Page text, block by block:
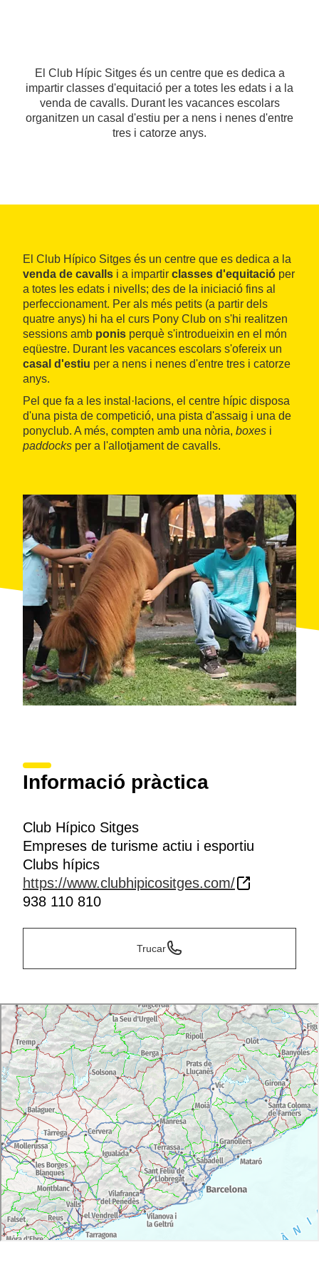
El Club Hípic Sitges és un centre que es dedica a
impartir classes d'equitació per a totes les edats i a la
venda de cavalls. Durant les vacances escolars
organitzen un casal d'estiu per a nens i nenes d'entre
tres i catorze anys.
El Club Hípico Sitges és un centre que es dedica a la
venda de cavalls i a impartir classes d'equitació per
a totes les edats i nivells; des de la iniciació fins al
perfeccionament. Per als més petits (a partir dels
quatre anys) hi ha el curs Pony Club on s'hi realitzen
sessions amb ponis perquè s'introdueixin en el món
eqüestre. Durant les vacances escolars s'ofereix un
casal d'estiu per a nens i nenes d'entre tres i catorze
anys.
Pel que fa a les instal·lacions, el centre hípic disposa
d'una pista de competició, una pista d'assaig i una de
ponyclub. A més, compten amb una nòria, boxes i
paddocks per a l'allotjament de cavalls.
Informació pràctica
Club Hípico Sitges
Empreses de turisme actiu i esportiu
Clubs hípics
https://www.clubhipicositges.com/
938 110 810
Trucar